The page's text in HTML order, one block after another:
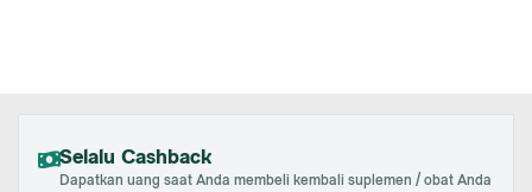
Selalu Cashback
Dapatkan uang saat Anda membeli kembali suplemen / obat Anda